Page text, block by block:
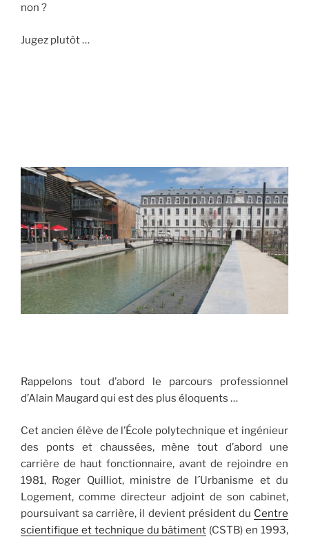
non ?
Jugez plutôt …
Rappelons tout d’abord le parcours professionnel
d’Alain Maugard qui est des plus éloquents …
Cet ancien élève de l’École polytechnique et ingénieur
des ponts et chaussées, mène tout d’abord une
carrière de haut fonctionnaire, avant de rejoindre en
1981, Roger Quilliot, ministre de l´Urbanisme et du
Logement, comme directeur adjoint de son cabinet,
poursuivant sa carrière, il devient président du Centre
scientifique et technique du bâtiment (CSTB) en 1993,